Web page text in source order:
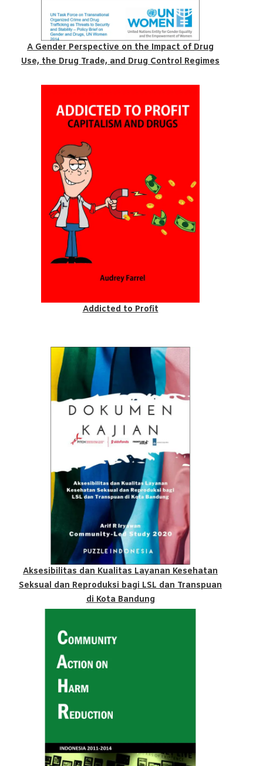
A Gender Perspective on the Impact of Drug
Use, the Drug Trade, and Drug Control Regimes
Addicted to Profit
Aksesibilitas dan Kualitas Layanan Kesehatan
Seksual dan Reproduksi bagi LSL dan Transpuan
di Kota Bandung